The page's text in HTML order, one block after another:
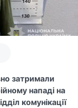
затримали
нападі на
комунікації